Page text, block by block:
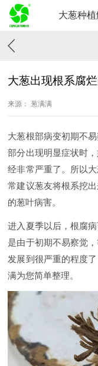
大葱种
大葱出现根系腐
来源： 葱满满
大葱根部病变初期不
部分出现明显症状时
经非常严重了。所以
常建议葱友将根系挖
的葱叶病害。
进入夏季以后，根腐
是由于初期不易察觉
发展到很严重的程度
满为您简单整理。